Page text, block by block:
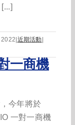
近期活動
一商機
今年將於
一對一商機